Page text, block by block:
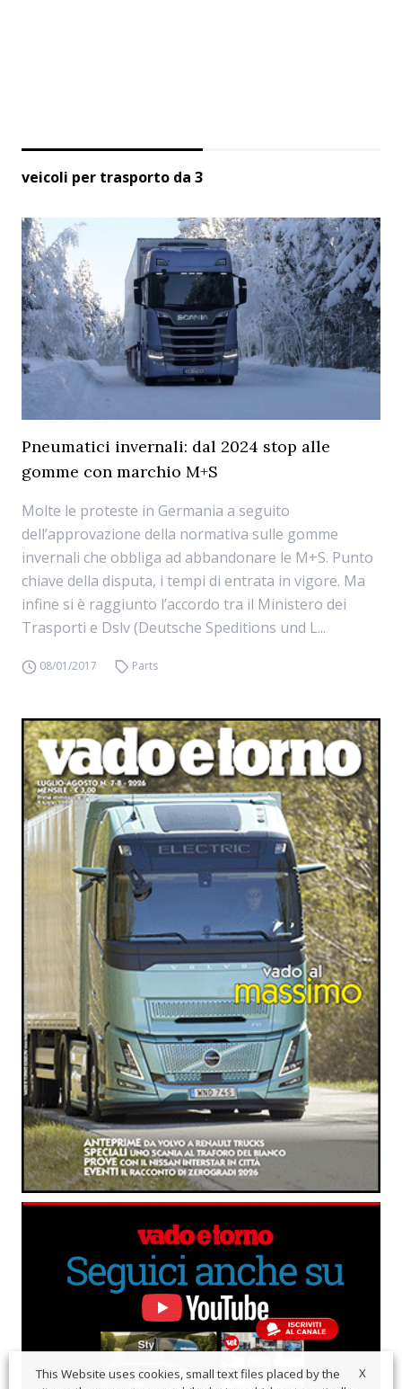
veicoli per trasporto da 3
Pneumatici invernali: dal 2024 stop alle
gomme con marchio M+S
Molte le proteste in Germania a seguito
dell’approvazione della normativa sulle gomme
invernali che obbliga ad abbandonare le M+S. Punto
chiave della disputa, i tempi di entrata in vigore. Ma
infine si è raggiunto l’accordo tra il Ministero dei
Trasporti e Dslv (Deutsche Speditions und L...
08/01/2017 Parts
X
This Website uses cookies, small text files placed by the